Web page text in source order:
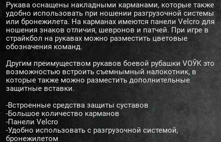
Рукава оснащены накладными карманами, которые также
удобно использовать при ношении разгрузочной системы
или бронежилета. На карманах имеются панели Velcro для
ношения знаков отличия, шевронов и патчей. При игре в
страйкбол на рукавах можно разместить цветовые
обозначения команд.
Другим преимуществом рукавов боевой рубашки VOЎK это
возможностью встроить съемнымный налокотник, в
которые также можно разместить дополнительные
защитные вставки.
-Встроенные средства защиты суставов
-Большое количество карманов
-Панели Velcro
-Удобно использовать с разгрузочной системой,
бронежилетом